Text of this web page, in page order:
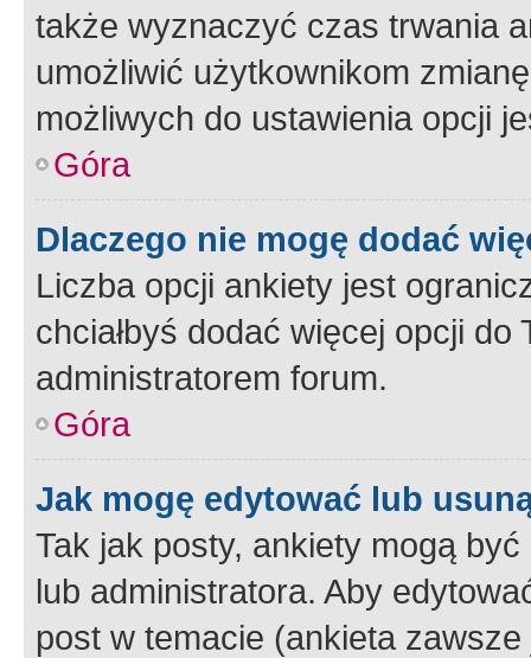
także wyznaczyć czas trwania
umożliwić użytkownikom
możliwych do ustawienia opcji
Góra
Dlaczego nie mogę dodać
Liczba opcji ankiety jest
chciałbyś dodać więcej opcji
administratorem forum.
Góra
Jak mogę edytować lub
Tak jak posty, ankiety mogą
lub administratora. Aby
post w temacie (ankieta